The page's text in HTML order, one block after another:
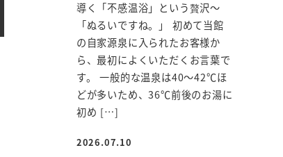
導く「不感温浴」という贅沢～
「ぬるいですね。」 初めて当館
の自家源泉に入られたお客様か
ら、最初によくいただくお言葉で
す。 一般的な温泉は40～42℃ほ
どが多いため、36℃前後のお湯に
初め […]
投稿日
2026.07.10